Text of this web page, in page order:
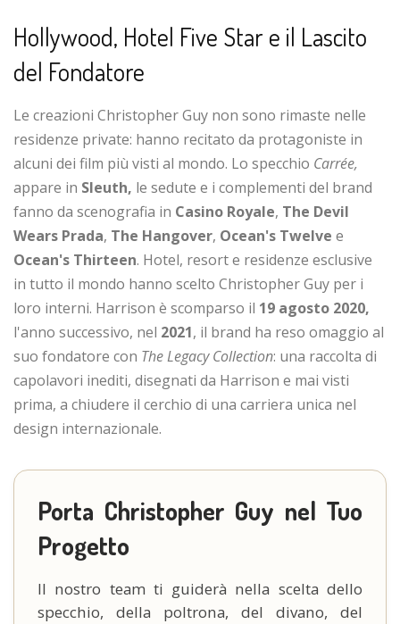
Hollywood, Hotel Five Star e il Lascito
del Fondatore
Le creazioni Christopher Guy non sono rimaste nelle
residenze private: hanno recitato da protagoniste in
alcuni dei film più visti al mondo. Lo specchio Carrée,
appare in Sleuth, le sedute e i complementi del brand
fanno da scenografia in Casino Royale, The Devil
Wears Prada, The Hangover, Ocean's Twelve e
Ocean's Thirteen. Hotel, resort e residenze esclusive
in tutto il mondo hanno scelto Christopher Guy per i
loro interni. Harrison è scomparso il 19 agosto 2020,
l'anno successivo, nel 2021, il brand ha reso omaggio al
suo fondatore con The Legacy Collection: una raccolta di
capolavori inediti, disegnati da Harrison e mai visti
prima, a chiudere il cerchio di una carriera unica nel
design internazionale.
Porta Christopher Guy nel Tuo
Progetto
Il nostro team ti guiderà nella scelta dello
specchio, della poltrona, del divano, del